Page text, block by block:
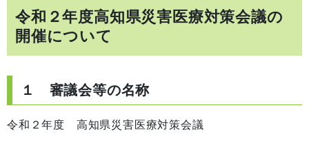
令和２年度高知県災害医療対策会議の
開催について
１ 審議会等の名称
令和２年度 高知県災害医療対策会議